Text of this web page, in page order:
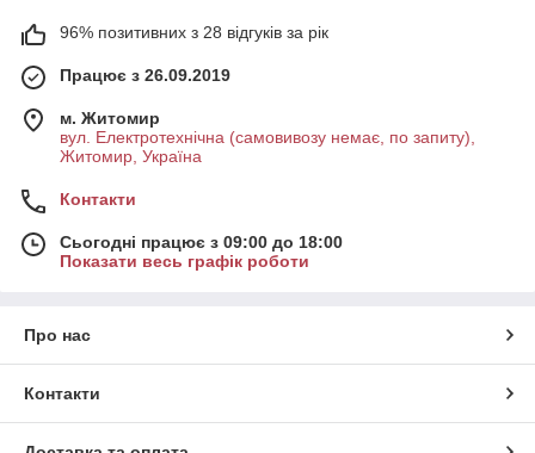
96% позитивних з 28 відгуків за рік
Працює з 26.09.2019
м. Житомир
вул. Електротехнічна (самовивозу немає, по запиту),
Житомир, Україна
Контакти
Сьогодні працює з 09:00 до 18:00
Показати весь графік роботи
Про нас
Контакти